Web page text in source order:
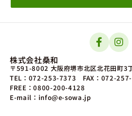
株式会社桑和
〒591-8002 大阪府堺市北区北花田町3
TEL：072-253-7373 FAX：072-
FREE：0800-200-4128
E-mail：info@e-sowa.jp